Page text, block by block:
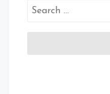
Search